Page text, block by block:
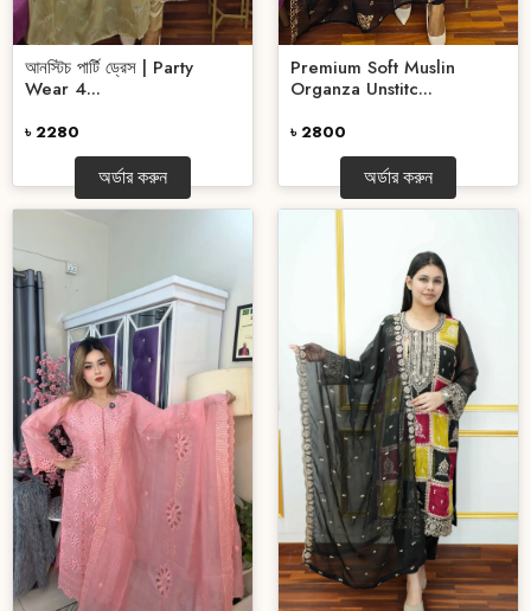
আনস্টিচ পার্টি ড্রেস | Party
Wear 4...
৳ 2280
অর্ডার করুন
Premium Soft Muslin
Organza Unstitc...
৳ 2800
অর্ডার করুন